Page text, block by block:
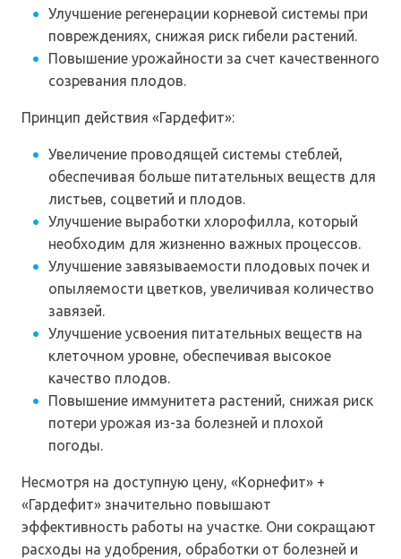
Улучшение регенерации корневой системы при
повреждениях, снижая риск гибели растений.
Повышение урожайности за счет качественного
созревания плодов.
Принцип действия «Гардефит»:
Увеличение проводящей системы стеблей,
обеспечивая больше питательных веществ для
листьев, соцветий и плодов.
Улучшение выработки хлорофилла, который
необходим для жизненно важных процессов.
Улучшение завязываемости плодовых почек и
опыляемости цветков, увеличивая количество
завязей.
Улучшение усвоения питательных веществ на
клеточном уровне, обеспечивая высокое
качество плодов.
Повышение иммунитета растений, снижая риск
потери урожая из-за болезней и плохой
погоды.
Несмотря на доступную цену, «Корнефит» +
«Гардефит» значительно повышают
эффективность работы на участке. Они сокращают
расходы на удобрения, обработки от болезней и